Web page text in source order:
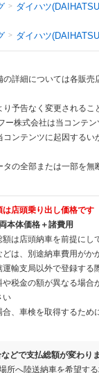
ダイハツ
ダイハツ
詳細については各販売
予告なく変更されるこ
ー株式会社は当コンテ
ンテンツに起因するい
の全部または一部を無
店頭乗り出し価格です
本体価格＋諸費用
は店頭納車を前提にし
は、別途納車費用がか
輸支局以外で登録する
税金の額が異なる場合
い
、車検を取得するため
などで支払総額が変わり
所へ陸送納車を希望す